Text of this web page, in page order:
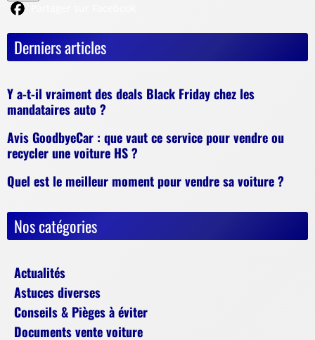
Derniers articles
Y a-t-il vraiment des deals Black Friday chez les
mandataires auto ?
Avis GoodbyeCar : que vaut ce service pour vendre ou
recycler une voiture HS ?
Quel est le meilleur moment pour vendre sa voiture ?
Nos catégories
Actualités
Astuces diverses
Conseils & Pièges à éviter
Documents vente voiture